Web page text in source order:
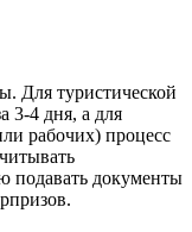
Для туристической
3-4 дня, а для
рабочих) процесс
подавать документы